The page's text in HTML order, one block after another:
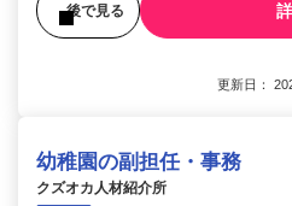
後で見る
更新日：
幼稚園の副担任・事務
クズオカ人材紹介所